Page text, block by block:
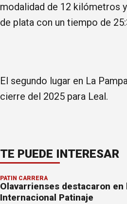
modalidad de 12 kilómetros
de plata con un tiempo de
El segundo lugar en La
cierre del 2025 para Leal.
TE PUEDE INTERESAR
PATÍN CARRERA
Olavarrienses destacaron en
Internacional Patinaje